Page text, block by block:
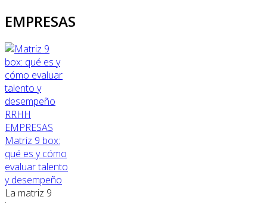
EMPRESAS
RRHH
EMPRESAS
Matriz 9 box:
qué es y cómo
evaluar talento
y desempeño
La matriz 9